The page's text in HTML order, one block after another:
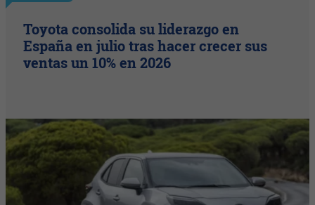
Toyota consolida su liderazgo en
España en julio tras hacer crecer sus
ventas un 10% en 2026